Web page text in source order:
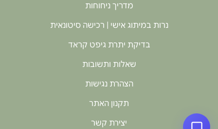
מדריך ניחוחות
נרות במיתוג אישי | רכישה סיטונאית
בדיקת יתרת גיפט קראד
שאלות ותשובות
הצהרת נגישות
תקנון האתר
יצירת קשר